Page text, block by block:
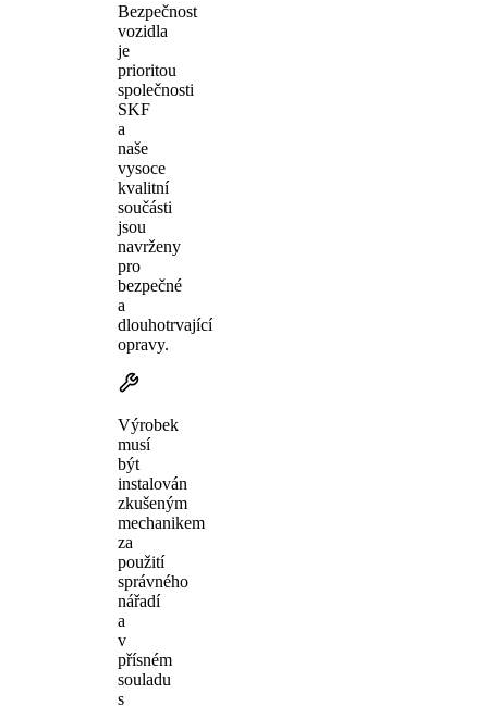
Bezpečnost
vozidla
je
prioritou
společnosti
SKF
a
naše
vysoce
kvalitní
součásti
jsou
navrženy
pro
bezpečné
a
dlouhotrvající
opravy.
Výrobek
musí
být
instalován
zkušeným
mechanikem
za
použití
správného
nářadí
a
v
přísném
souladu
s